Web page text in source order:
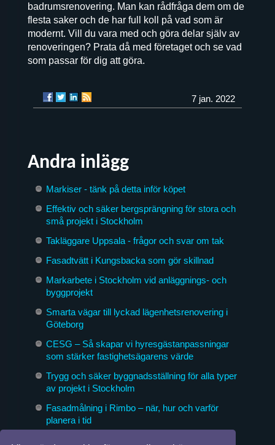
badrumsrenovering. Man kan rådfråga dem om de
flesta saker och de har full koll på vad som är
modernt. Vill du vara med och göra delar själv av
renoveringen? Prata då med företaget och se vad
som passar för dig att göra.
7 jan. 2022
Andra inlägg
Markiser - tänk på detta inför köpet
Effektiv och säker bergsprängning för stora och
små projekt i Stockholm
Takläggare Uppsala - frågor och svar om tak
Fasadtvätt i Kungsbacka som gör skillnad
Markarbete i Stockholm vid anläggnings- och
byggprojekt
Smarta vägar till lyckad lägenhetsrenovering i
Göteborg
CESG – Så skapar vi hyresgästanpassningar
som stärker fastighetsägarens värde
Trygg och säker byggnadsställning för alla typer
av projekt i Stockholm
Fasadmålning i Rimbo – när, hur och varför
planera i tid